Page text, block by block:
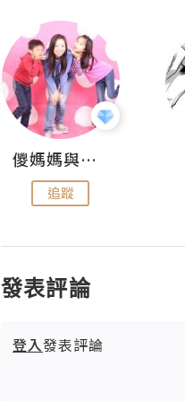
儍媽媽與兩隻小魔怪之家
追蹤
發表評論
登入發表評論